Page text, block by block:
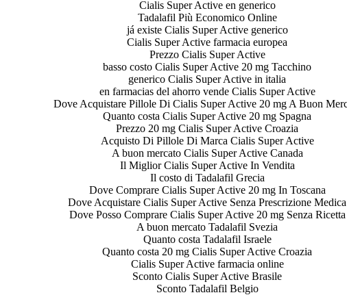
Cialis Super Active en generico
Tadalafil Più Economico Online
já existe Cialis Super Active generico
Cialis Super Active farmacia europea
Prezzo Cialis Super Active
basso costo Cialis Super Active 20 mg Tacchino
generico Cialis Super Active in italia
en farmacias del ahorro vende Cialis Super Active
Dove Acquistare Pillole Di Cialis Super Active 20 mg A Buon
Quanto costa Cialis Super Active 20 mg Spagna
Prezzo 20 mg Cialis Super Active Croazia
Acquisto Di Pillole Di Marca Cialis Super Active
A buon mercato Cialis Super Active Canada
Il Miglior Cialis Super Active In Vendita
Il costo di Tadalafil Grecia
Dove Comprare Cialis Super Active 20 mg In Toscana
Dove Acquistare Cialis Super Active Senza Prescrizione Medica
Dove Posso Comprare Cialis Super Active 20 mg Senza Ricetta
A buon mercato Tadalafil Svezia
Quanto costa Tadalafil Israele
Quanto costa 20 mg Cialis Super Active Croazia
Cialis Super Active farmacia online
Sconto Cialis Super Active Brasile
Sconto Tadalafil Belgio